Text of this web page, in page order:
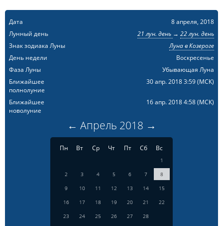
Дата
8 апреля, 2018
Лунный день
21 лун. день → 22 лун. день
Знак зодиака Луны
Луна в Козероге
День недели
Воскресенье
Фаза Луны
Убывающая Луна
Ближайшее
полнолуние
30 апр. 2018 3:59(МСК)
Ближайшее
новолуние
16 апр. 2018 4:58(МСК)
← Апрель 2018 →
Пн Вт Ср Чт Пт Сб Вс
1
2
3 4 5 6 7
8
9
10 11 12 13 14
15
16
17 18 19 20 21
22
23
24 25 26 27
28